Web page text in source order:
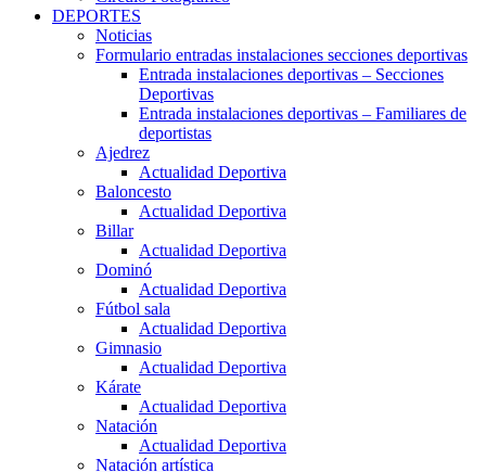
DEPORTES
Noticias
Formulario entradas instalaciones secciones deportivas
Entrada instalaciones deportivas – Secciones
Deportivas
Entrada instalaciones deportivas – Familiares de
deportistas
Ajedrez
Actualidad Deportiva
Baloncesto
Actualidad Deportiva
Billar
Actualidad Deportiva
Dominó
Actualidad Deportiva
Fútbol sala
Actualidad Deportiva
Gimnasio
Actualidad Deportiva
Kárate
Actualidad Deportiva
Natación
Actualidad Deportiva
Natación artística